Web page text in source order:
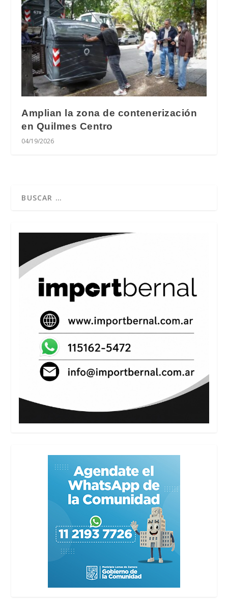
Amplian la zona de contenerización
en Quilmes Centro
04/19/2026